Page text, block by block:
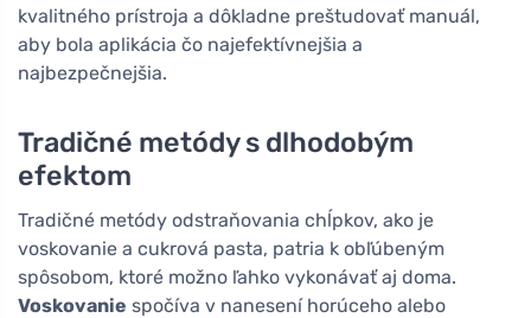
kvalitného prístroja a dôkladne preštudovať manuál,
aby bola aplikácia čo najefektívnejšia a
najbezpečnejšia.
Tradičné metódy s dlhodobým
efektom
Tradičné metódy odstraňovania chĺpkov, ako je
voskovanie a cukrová pasta, patria k obľúbeným
spôsobom, ktoré možno ľahko vykonávať aj doma.
Voskovanie spočíva v nanesení horúceho alebo